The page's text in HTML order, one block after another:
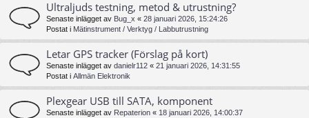
Ultraljuds testning, metod & utrustning?
Senaste inlägget av Bug_x « 28 januari 2026, 15:24:26
Postat i Mätinstrument / Verktyg / Labbutrustning
Letar GPS tracker (Förslag på kort)
Senaste inlägget av danielr112 « 21 januari 2026, 14:31:55
Postat i Allmän Elektronik
Plexgear USB till SATA, komponent
Senaste inlägget av Repaterion « 18 januari 2026, 14:00:37